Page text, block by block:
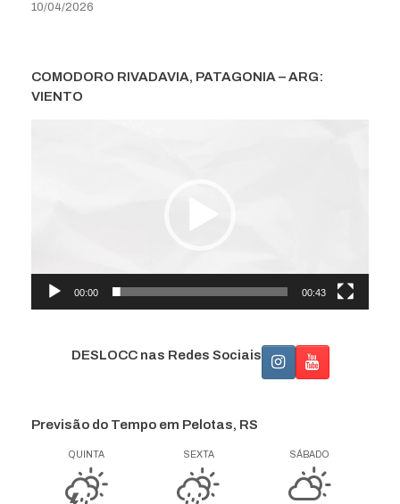
10/04/2026
COMODORO RIVADAVIA, PATAGONIA – ARG:
VIENTO
00:00 00:43
DESLOCC nas Redes Sociais
Previsão do Tempo em Pelotas, RS
QUINTA SEXTA SÁBADO